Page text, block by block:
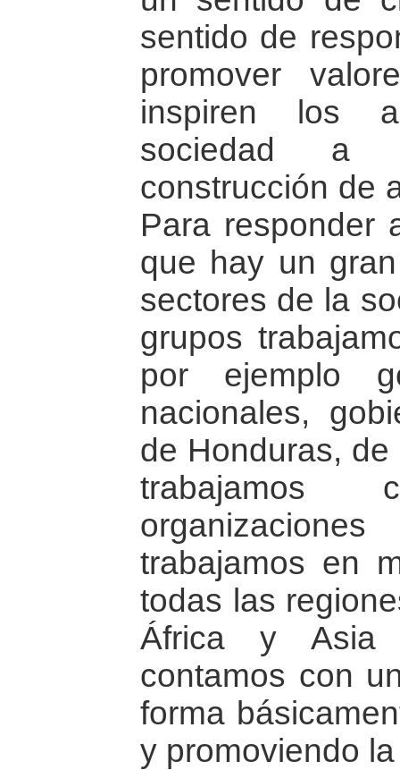
sentido de
promover
inspiren los
sociedad a
construcción de
Para responder
que hay un
sectores de la
grupos
por ejemplo
nacionales,
de Honduras,
trabajamos en
todas las
África y Asia
contamos con
forma
y promoviendo